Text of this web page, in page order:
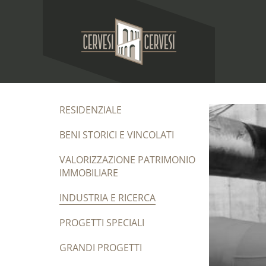
RESIDENZIALE
BENI STORICI E VINCOLATI
VALORIZZAZIONE PATRIMONIO
IMMOBILIARE
INDUSTRIA E RICERCA
PROGETTI SPECIALI
GRANDI PROGETTI